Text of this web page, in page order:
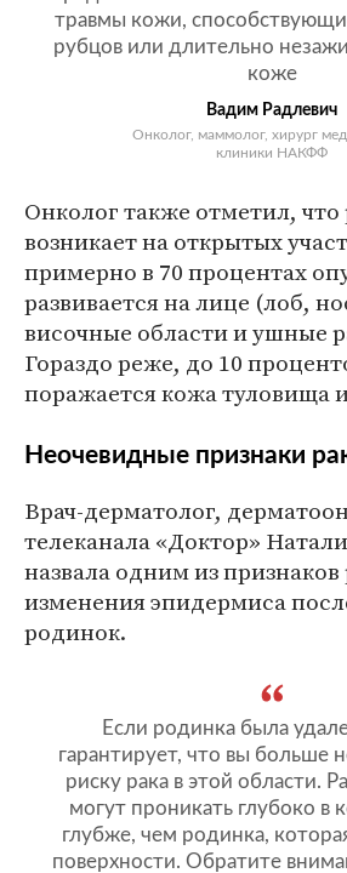
травмы кожи,
рубцов или длительно
коже
Вадим Радлевич
Онколог, маммолог, хирург
клиники НАКФФ
Онколог также отметил,
возникает на открытых
примерно в 70 процентах
развивается на лице (лоб,
височные области и ушные
Гораздо реже, до 10
поражается кожа туловища
Неочевидные признаки
Врач-дерматолог,
телеканала «Доктор»
назвала одним из
изменения эпидермиса
родинок.
Если родинка была
гарантирует, что вы больше
риску рака в этой области.
могут проникать глубоко в
глубже, чем родинка,
поверхности. Обратите